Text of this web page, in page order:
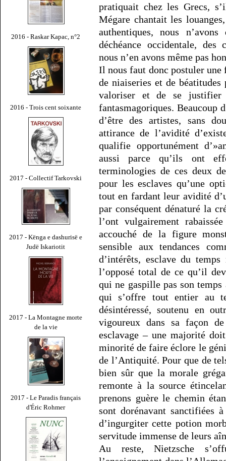
2016 - Raskar Kapac, n°2
2016 - Trois cent soixante
2017 - Collectif Tarkovski
2017 - Kënga e dashurisë e
Judë Iskariotit
2017 - La Montagne morte
de la vie
2017 - Le Paradis français
d'Éric Rohmer
pratiquait chez les Grecs,
Mégare chantait les
authentiques, nous
déchéance occidentale, des
nous n’en avons même pas
Il nous faut donc postuler une
de niaiseries et de béatitudes
valoriser et de se justifier
fantasmagoriques. Beaucoup
d’être des artistes, sans
attirance de l’avidité
qualifie opportunément
aussi parce qu’ils ont
terminologies de ces deux
pour les esclaves qu’une
tout en fardant leur avidité
par conséquent dénaturé la
l’ont vulgairement
accouché de la figure
sensible aux tendances
d’intérêts, esclave du
l’opposé total de ce qu’il
qui ne gaspille pas son
qui s’offre tout entier au
désintéressé, soutenu en
vigoureux dans sa façon
esclavage – une majorité
minorité de faire éclore le
de l’Antiquité. Pour que de
bien sûr que la morale
remonte à la source
prenons guère le chemin
sont dorénavant sanctifiées
d’ingurgiter cette potion
servitude immense de leurs
Au reste, Nietzsche